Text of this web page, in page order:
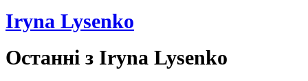
Iryna Lysenko
Останні з Iryna Lysenko